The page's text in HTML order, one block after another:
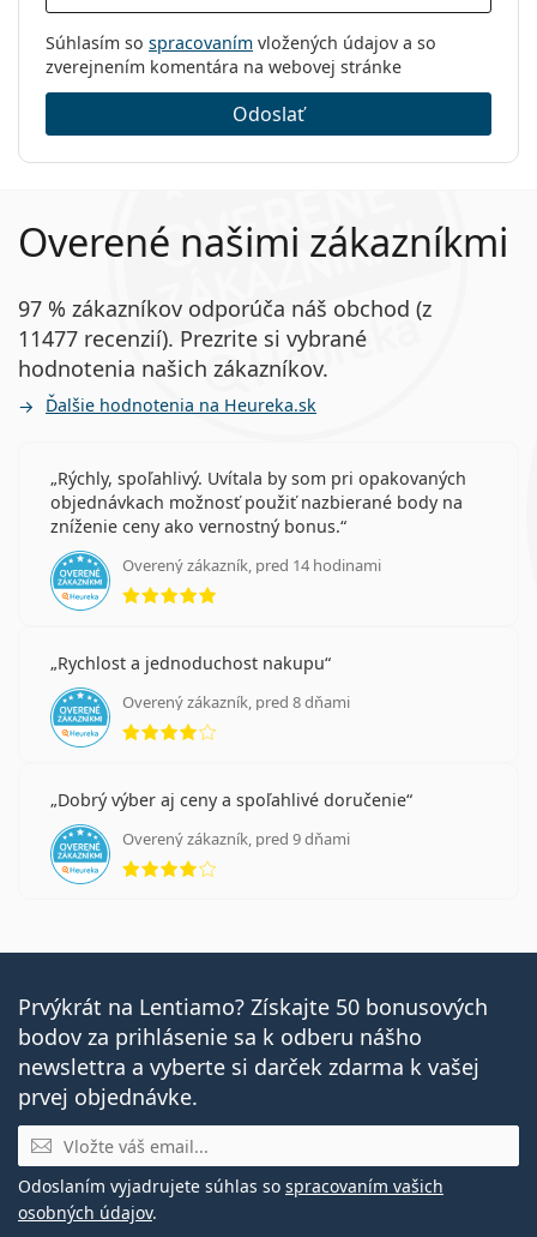
Súhlasím so spracovaním vložených údajov a so
zverejnením komentára na webovej stránke
Odoslať
Overené našimi zákazníkmi
97 % zákazníkov odporúča náš obchod (z
11477 recenzií). Prezrite si vybrané
hodnotenia našich zákazníkov.
Ďalšie hodnotenia na Heureka.sk
Rýchly, spoľahlivý. Uvítala by som pri opakovaných
objednávkach možnosť použiť nazbierané body na
zníženie ceny ako vernostný bonus.
Overený zákazník, pred 14 hodinami
hodnotenie 5 z 5
Rychlost a jednoduchost nakupu
Overený zákazník, pred 8 dňami
hodnotenie 4 z 5
Dobrý výber aj ceny a spoľahlivé doručenie
Overený zákazník, pred 9 dňami
hodnotenie 4 z 5
Prvýkrát na Lentiamo? Získajte 50 bonusových
bodov za prihlásenie sa k odberu nášho
newslettra a vyberte si darček zdarma k vašej
prvej objednávke.
E-mail
Odoslaním vyjadrujete súhlas so spracovaním vašich
osobných údajov.